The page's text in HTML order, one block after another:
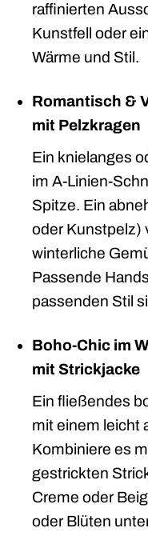
raffinierten
Kunstfell oder
Wärme und Stil.
Romantisch &
mit Pelzkragen
Ein knielanges
im A-Linien-
Spitze. Ein
oder Kunstpelz)
winterliche
Passende
passenden Stil
Boho-Chic im
mit Strickjacke
Ein fließendes
mit einem leicht
Kombiniere es
gestrickten
Creme oder
oder Blüten